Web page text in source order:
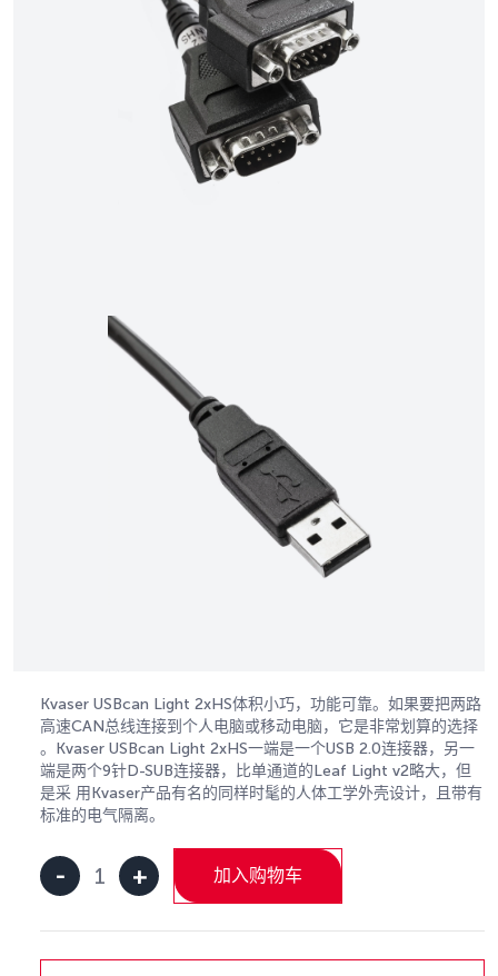
Kvaser USBcan Light 2xHS体积小巧，功能可靠。如果要把两路
高速CAN总线连接到个人电脑或移动电脑，它是非常划算的选择
。Kvaser USBcan Light 2xHS一端是一个USB 2.0连接器，另一
端是两个9针D-SUB连接器，比单通道的Leaf Light v2略大，但
是采 用Kvaser产品有名的同样时髦的人体工学外壳设计，且带有
标准的电气隔离。
-
Kvaser
Light
+ 加入购物车